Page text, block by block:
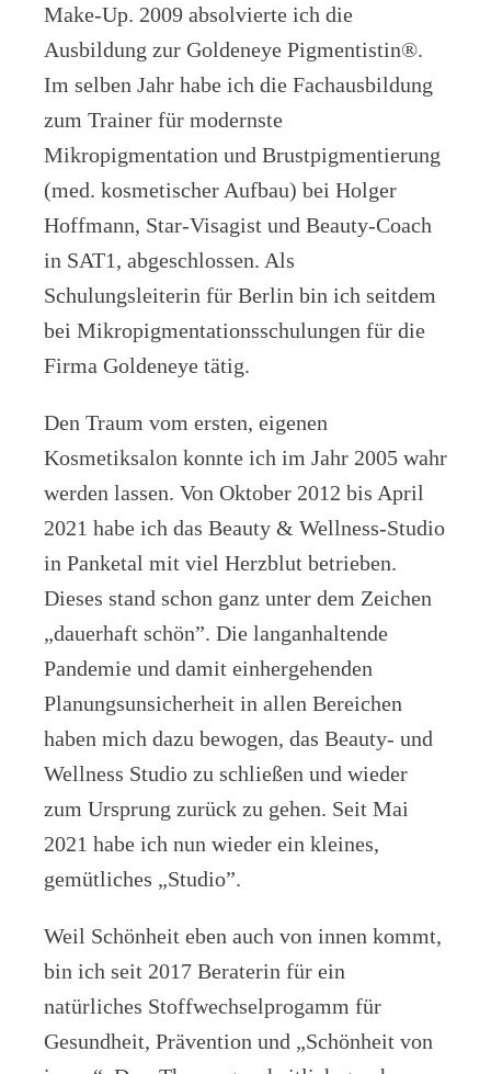
Make-Up. 2009 absolvierte ich die
Ausbildung zur Goldeneye Pigmentistin®.
Im selben Jahr habe ich die Fachausbildung
zum Trainer für modernste
Mikropigmentation und Brustpigmentierung
(med. kosmetischer Aufbau) bei Holger
Hoffmann, Star-Visagist und Beauty-Coach
in SAT1, abgeschlossen. Als
Schulungsleiterin für Berlin bin ich seitdem
bei Mikropigmentationsschulungen für die
Firma Goldeneye tätig.
Den Traum vom ersten, eigenen
Kosmetiksalon konnte ich im Jahr 2005 wahr
werden lassen. Von Oktober 2012 bis April
2021 habe ich das Beauty & Wellness-Studio
in Panketal mit viel Herzblut betrieben.
Dieses stand schon ganz unter dem Zeichen
„dauerhaft schön”. Die langanhaltende
Pandemie und damit einhergehenden
Planungsunsicherheit in allen Bereichen
haben mich dazu bewogen, das Beauty- und
Wellness Studio zu schließen und wieder
zum Ursprung zurück zu gehen. Seit Mai
2021 habe ich nun wieder ein kleines,
gemütliches „Studio”.
Weil Schönheit eben auch von innen kommt,
bin ich seit 2017 Beraterin für ein
natürliches Stoffwechselprogamm für
Gesundheit, Prävention und „Schönheit von